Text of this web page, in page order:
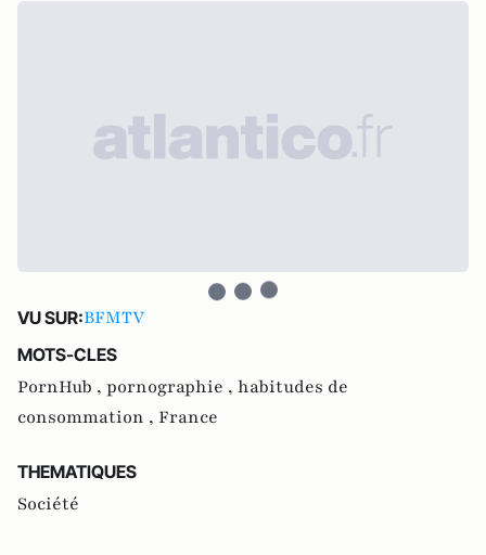
VU SUR:BFMTV
MOTS-CLES
PornHub , pornographie , habitudes de
consommation , France
THEMATIQUES
Société